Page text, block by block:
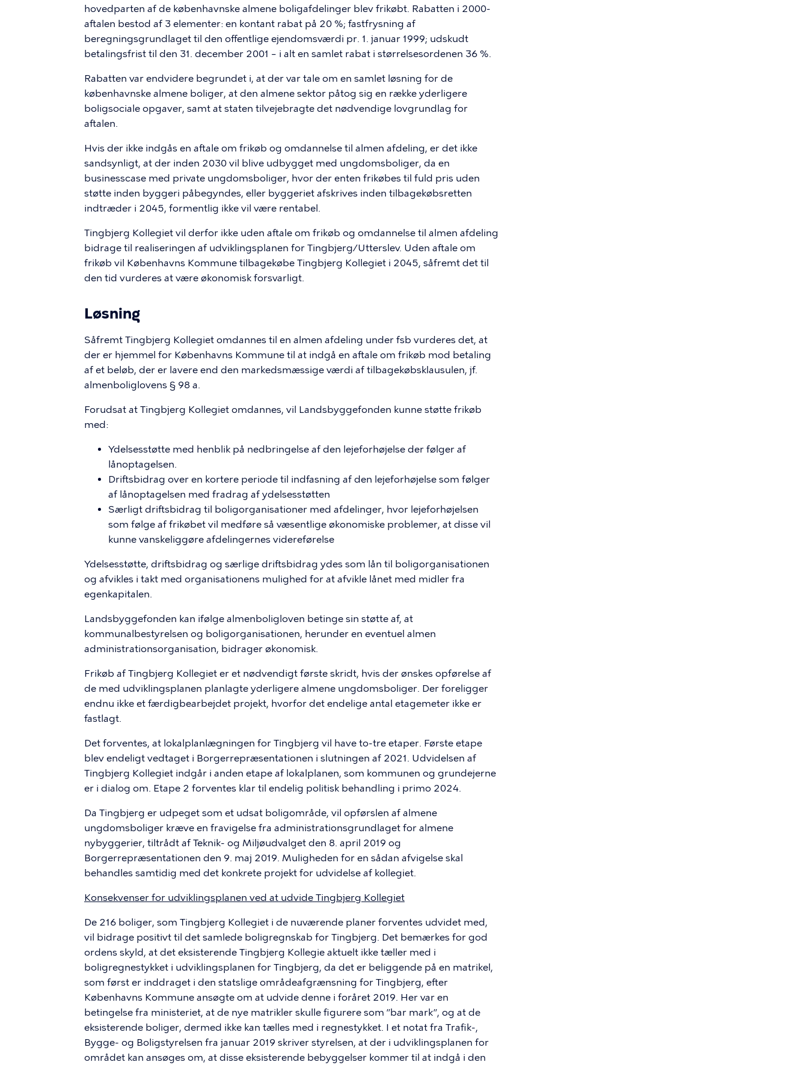
hovedparten af de københavnske almene boligafdelinger blev frikøbt. Rabatten i 2000-
aftalen bestod af 3 elementer: en kontant rabat på 20 %; fastfrysning af
beregningsgrundlaget til den offentlige ejendomsværdi pr. 1. januar 1999; udskudt
betalingsfrist til den 31. december 2001 – i alt en samlet rabat i størrelsesordenen 36 %.
Rabatten var endvidere begrundet i, at der var tale om en samlet løsning for de
københavnske almene boliger, at den almene sektor påtog sig en række yderligere
boligsociale opgaver, samt at staten tilvejebragte det nødvendige lovgrundlag for
aftalen.
Hvis der ikke indgås en aftale om frikøb og omdannelse til almen afdeling, er det ikke
sandsynligt, at der inden 2030 vil blive udbygget med ungdomsboliger, da en
businesscase med private ungdomsboliger, hvor der enten frikøbes til fuld pris uden
støtte inden byggeri påbegyndes, eller byggeriet afskrives inden tilbagekøbsretten
indtræder i 2045, formentlig ikke vil være rentabel.
Tingbjerg Kollegiet vil derfor ikke uden aftale om frikøb og omdannelse til almen afdeling
bidrage til realiseringen af udviklingsplanen for Tingbjerg/Utterslev. Uden aftale om
frikøb vil Københavns Kommune tilbagekøbe Tingbjerg Kollegiet i 2045, såfremt det til
den tid vurderes at være økonomisk forsvarligt.
Løsning
Såfremt Tingbjerg Kollegiet omdannes til en almen afdeling under fsb vurderes det, at
der er hjemmel for Københavns Kommune til at indgå en aftale om frikøb mod betaling
af et beløb, der er lavere end den markedsmæssige værdi af tilbagekøbsklausulen, jf.
almenboliglovens § 98 a.
Forudsat at Tingbjerg Kollegiet omdannes, vil Landsbyggefonden kunne støtte frikøb
med:
Ydelsesstøtte med henblik på nedbringelse af den lejeforhøjelse der følger af
lånoptagelsen.
Driftsbidrag over en kortere periode til indfasning af den lejeforhøjelse som følger
af lånoptagelsen med fradrag af ydelsesstøtten
Særligt driftsbidrag til boligorganisationer med afdelinger, hvor lejeforhøjelsen
som følge af frikøbet vil medføre så væsentlige økonomiske problemer, at disse vil
kunne vanskeliggøre afdelingernes videreførelse
Ydelsesstøtte, driftsbidrag og særlige driftsbidrag ydes som lån til boligorganisationen
og afvikles i takt med organisationens mulighed for at afvikle lånet med midler fra
egenkapitalen.
Landsbyggefonden kan ifølge almenboligloven betinge sin støtte af, at
kommunalbestyrelsen og boligorganisationen, herunder en eventuel almen
administrationsorganisation, bidrager økonomisk.
Frikøb af Tingbjerg Kollegiet er et nødvendigt første skridt, hvis der ønskes opførelse af
de med udviklingsplanen planlagte yderligere almene ungdomsboliger. Der foreligger
endnu ikke et færdigbearbejdet projekt, hvorfor det endelige antal etagemeter ikke er
fastlagt.
Det forventes, at lokalplanlægningen for Tingbjerg vil have to-tre etaper. Første etape
blev endeligt vedtaget i Borgerrepræsentationen i slutningen af 2021. Udvidelsen af
Tingbjerg Kollegiet indgår i anden etape af lokalplanen, som kommunen og grundejerne
er i dialog om. Etape 2 forventes klar til endelig politisk behandling i primo 2024.
Da Tingbjerg er udpeget som et udsat boligområde, vil opførslen af almene
ungdomsboliger kræve en fravigelse fra administrationsgrundlaget for almene
nybyggerier, tiltrådt af Teknik- og Miljøudvalget den 8. april 2019 og
Borgerrepræsentationen den 9. maj 2019. Muligheden for en sådan afvigelse skal
behandles samtidig med det konkrete projekt for udvidelse af kollegiet.
Konsekvenser for udviklingsplanen ved at udvide Tingbjerg Kollegiet
De 216 boliger, som Tingbjerg Kollegiet i de nuværende planer forventes udvidet med,
vil bidrage positivt til det samlede boligregnskab for Tingbjerg. Det bemærkes for god
ordens skyld, at det eksisterende Tingbjerg Kollegie aktuelt ikke tæller med i
boligregnestykket i udviklingsplanen for Tingbjerg, da det er beliggende på en matrikel,
som først er inddraget i den statslige områdeafgrænsning for Tingbjerg, efter
Københavns Kommune ansøgte om at udvide denne i foråret 2019. Her var en
betingelse fra ministeriet, at de nye matrikler skulle figurere som ”bar mark”, og at de
eksisterende boliger, dermed ikke kan tælles med i regnestykket. I et notat fra Trafik-,
Bygge- og Boligstyrelsen fra januar 2019 skriver styrelsen, at der i udviklingsplanen for
området kan ansøges om, at disse eksisterende bebyggelser kommer til at indgå i den